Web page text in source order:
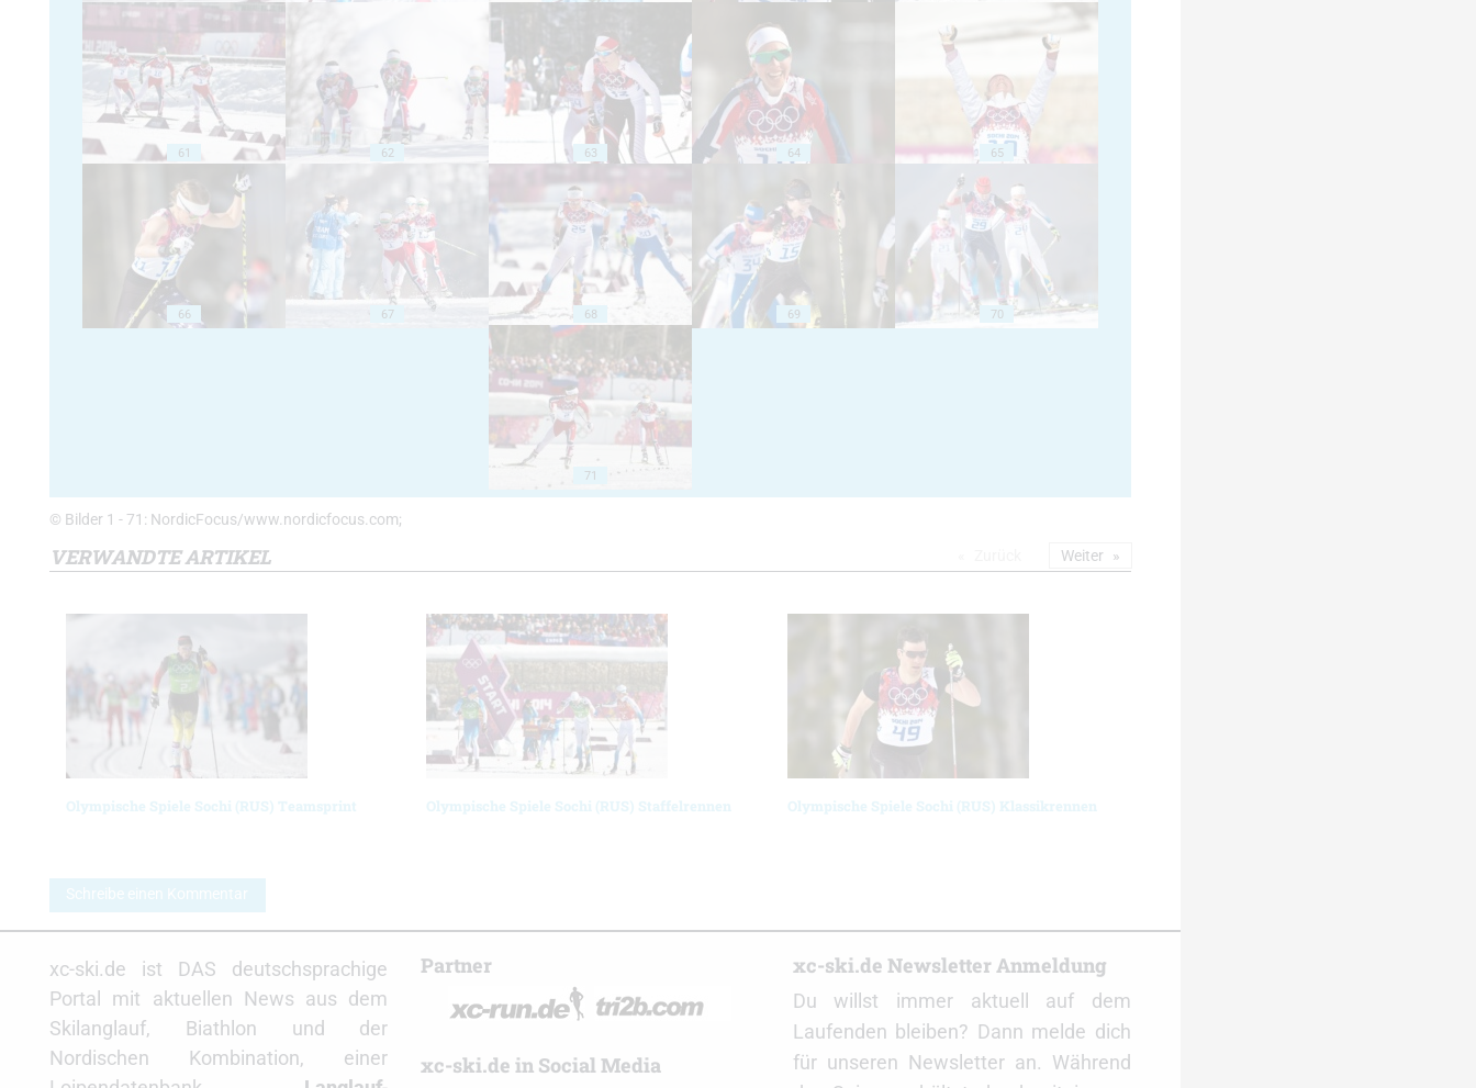
61 62 63 64 65
66 67 68 69 70
71
© Bilder 1 - 71: NordicFocus/www.nordicfocus.com;
VERWANDTE ARTIKEL
Olympische Spiele Sochi (RUS) Teamsprint Olympische Spiele Sochi (RUS) Staffelrennen Olympische Spiele Sochi (RUS) Klassikrennen
Weiter
Schreibe einen Kommentar
xc-ski.de ist DAS deutschsprachige
Portal mit aktuellen News aus dem
Skilanglauf, Biathlon und der
Nordischen Kombination, einer
Partner
xc-ski.de in Social Media
xc-ski.de Newsletter Anmeldung
Du willst immer aktuell auf dem
Laufenden bleiben? Dann melde dich
für unseren Newsletter an. Während